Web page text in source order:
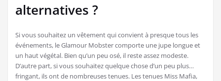
alternatives ?
Si vous souhaitez un vêtement qui convient à presque tous les
événements, le Glamour Mobster comporte une jupe longue et
un haut végétal. Bien qu’un peu osé, il reste assez modeste.
D’autre part, si vous souhaitez quelque chose d’un peu plus…
fringant, ils ont de nombreuses tenues. Les tenues Miss Mafia,